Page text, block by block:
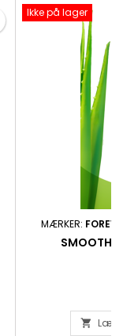
Ikke på lager
MÆRKER:
 Læg